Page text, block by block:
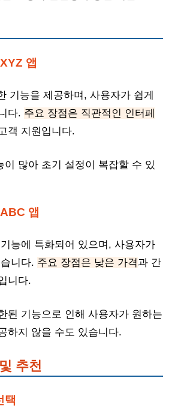
앱
기능을 제공하며, 사용자가 쉽게
다. 주요 장점은 직관적인 인터페
객 지원입니다.
이 많아 초기 설정이 복잡할 수 있
앱
능에 특화되어 있으며, 사용자가
니다. 주요 장점은 낮은 가격과 간
니다.
된 기능으로 인해 사용자가 원하는
하지 않을 수도 있습니다.
추천
택